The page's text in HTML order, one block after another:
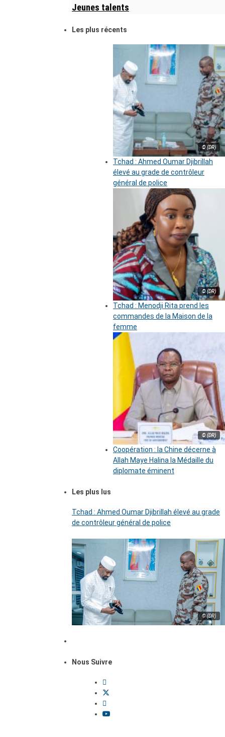
Jeunes talents
Les plus récents
© (DR)
Tchad : Ahmed Oumar Djibrillah
élevé au grade de contrôleur
général de police
© (DR)
Tchad : Menodji Rita prend les
commandes de la Maison de la
femme
© (DR)
Coopération : la Chine décerne à
Allah Maye Halina la Médaille du
diplomate éminent
Les plus lus
Tchad : Ahmed Oumar Djibrillah élevé au grade
de contrôleur général de police
© (DR)
Nous Suivre